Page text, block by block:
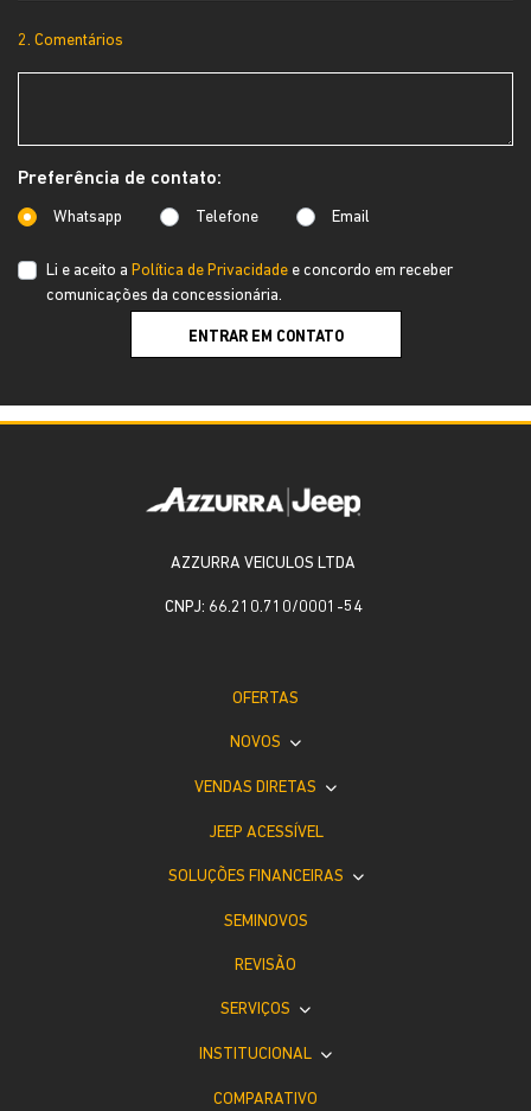
2. Comentários
Preferência de contato:
Whatsapp Telefone Email
Li e aceito a Política de Privacidade e concordo em receber
comunicações da concessionária.
ENTRAR EM CONTATO
AZZURRA VEICULOS LTDA
CNPJ: 66.210.710/0001-54
OFERTAS
NOVOS
VENDAS DIRETAS
JEEP ACESSÍVEL
SOLUÇÕES FINANCEIRAS
SEMINOVOS
REVISÃO
SERVIÇOS
INSTITUCIONAL
COMPARATIVO